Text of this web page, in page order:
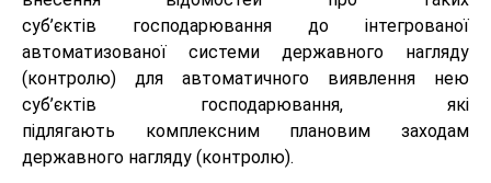
суб’єктів господарювання до інтегрованої
автоматизованої системи державного нагляду
(контролю) для автоматичного виявлення нею
суб’єктів господарювання, які
підлягають комплексним плановим заходам
державного нагляду (контролю).